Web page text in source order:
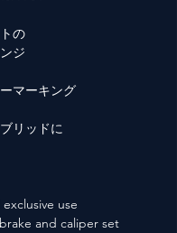
の
ジ
マーキング
リッドに
use
and caliper set